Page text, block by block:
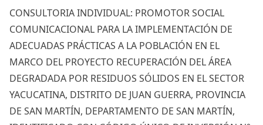
CONSULTORIA INDIVIDUAL: PROMOTOR SOCIAL
COMUNICACIONAL PARA LA IMPLEMENTACIÓN DE
ADECUADAS PRÁCTICAS A LA POBLACIÓN EN EL
MARCO DEL PROYECTO RECUPERACIÓN DEL ÁREA
DEGRADADA POR RESIDUOS SÓLIDOS EN EL SECTOR
YACUCATINA, DISTRITO DE JUAN GUERRA, PROVINCIA
DE SAN MARTÍN, DEPARTAMENTO DE SAN MARTÍN,